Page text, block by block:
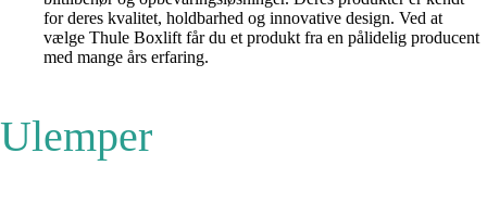
for deres kvalitet, holdbarhed og innovative design. Ved at
vælge Thule Boxlift får du et produkt fra en pålidelig producent
med mange års erfaring.
Ulemper